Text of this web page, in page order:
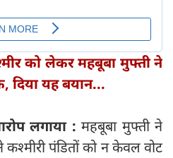
को लेकर महबूबा मुफ्ती ने
दिया यह बयान...
लगाया :महबूबा मुफ्ती ने
पंडितों को न केवल वोट